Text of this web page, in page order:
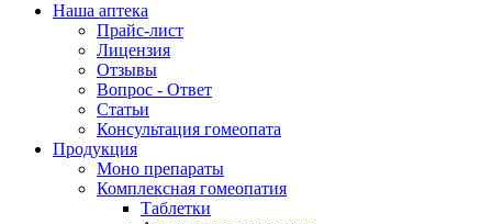
Наша аптека
Прайс-лист
Лицензия
Отзывы
Вопрос - Ответ
Статьи
Консультация гомеопата
Продукция
Моно препараты
Комплексная гомеопатия
Таблетки